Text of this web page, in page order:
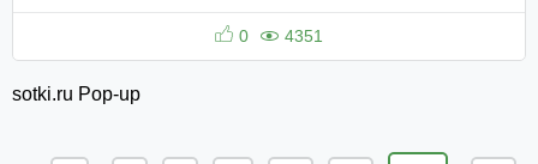
0 4351
sotki.ru Pop-up